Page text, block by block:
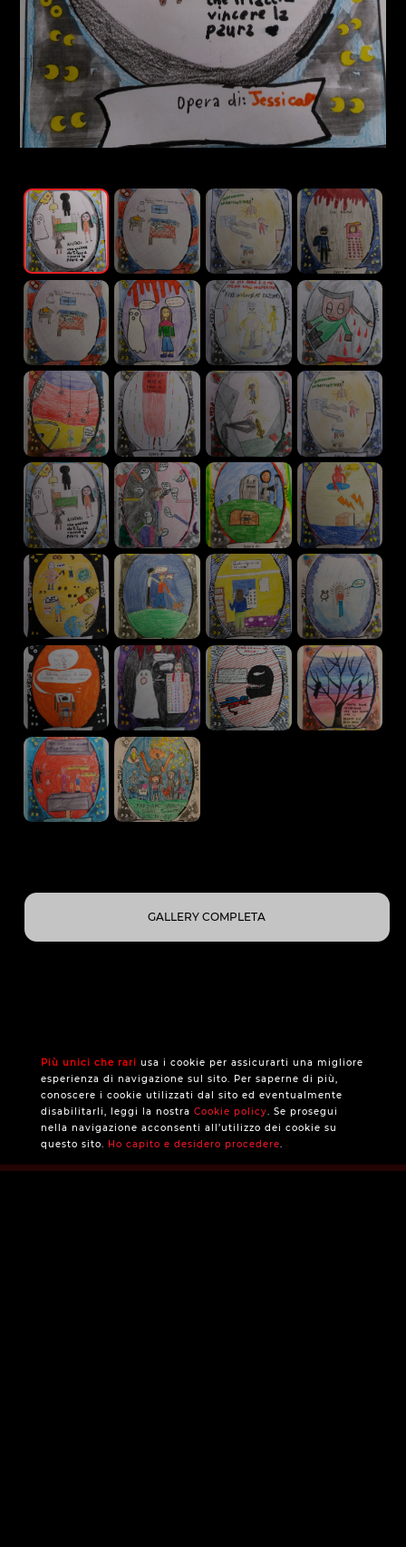
GALLERY COMPLETA
Più unici che rari usa i cookie per assicurarti una migliore
esperienza di navigazione sul sito. Per saperne di più,
conoscere i cookie utilizzati dal sito ed eventualmente
disabilitarli, leggi la nostra Cookie policy. Se prosegui
nella navigazione acconsenti all’utilizzo dei cookie su
questo sito. Ho capito e desidero procedere.